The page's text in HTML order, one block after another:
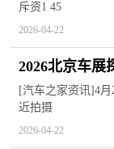
斥资1 45
2026-04-22
2026北京车展
HS4现身-每日
[汽车之家资讯]4
近拍摄
2026-04-22